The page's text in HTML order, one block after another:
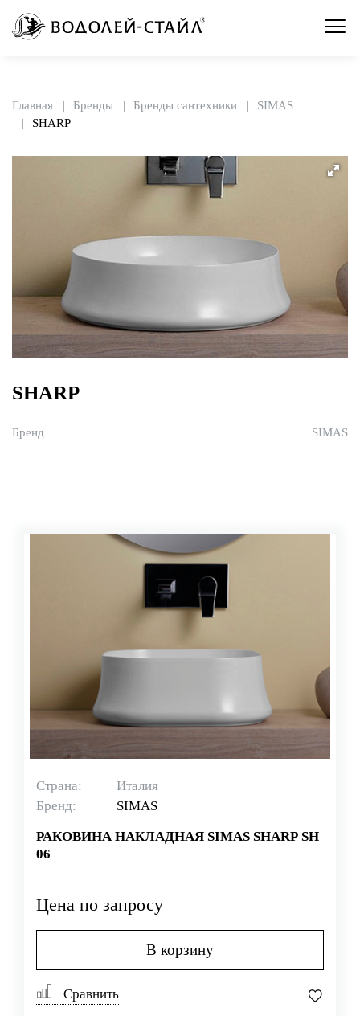
Главная Бренды Бренды сантехники
SIMAS
SHARP
SHARP
Бренд SIMAS
Страна:
Италия
Бренд:
SIMAS
РАКОВИНА НАКЛАДНАЯ SIMAS SHARP SH
06
Цена по запросу
В корзину
Сравнить